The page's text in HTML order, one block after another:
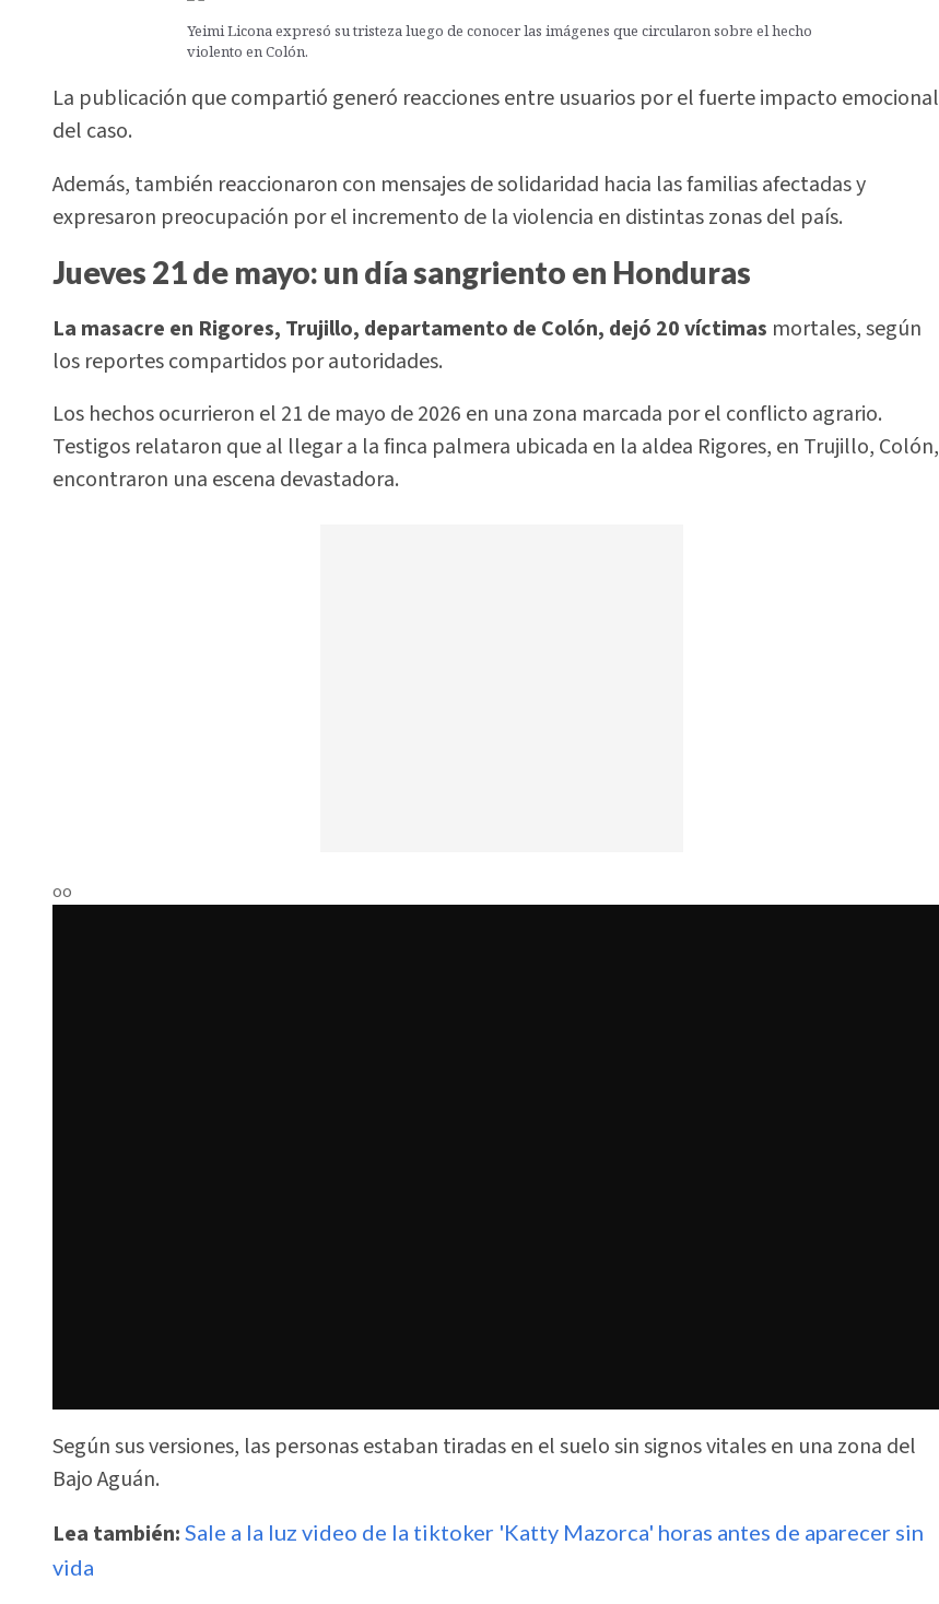
Yeimi Licona expresó su tristeza luego de conocer las imágenes que circularon sobre el hecho
violento en Colón.
La publicación que compartió generó reacciones entre usuarios por el fuerte impacto emocional
del caso.
Además, también reaccionaron con mensajes de solidaridad hacia las familias afectadas y
expresaron preocupación por el incremento de la violencia en distintas zonas del país.
Jueves 21 de mayo: un día sangriento en Honduras
La masacre en Rigores, Trujillo, departamento de Colón, dejó 20 víctimas mortales, según
los reportes compartidos por autoridades.
Los hechos ocurrieron el 21 de mayo de 2026 en una zona marcada por el conflicto agrario.
Testigos relataron que al llegar a la finca palmera ubicada en la aldea Rigores, en Trujillo, Colón,
encontraron una escena devastadora.
oo
Según sus versiones, las personas estaban tiradas en el suelo sin signos vitales en una zona del
Bajo Aguán.
Lea también: Sale a la luz video de la tiktoker 'Katty Mazorca' horas antes de aparecer sin
vida